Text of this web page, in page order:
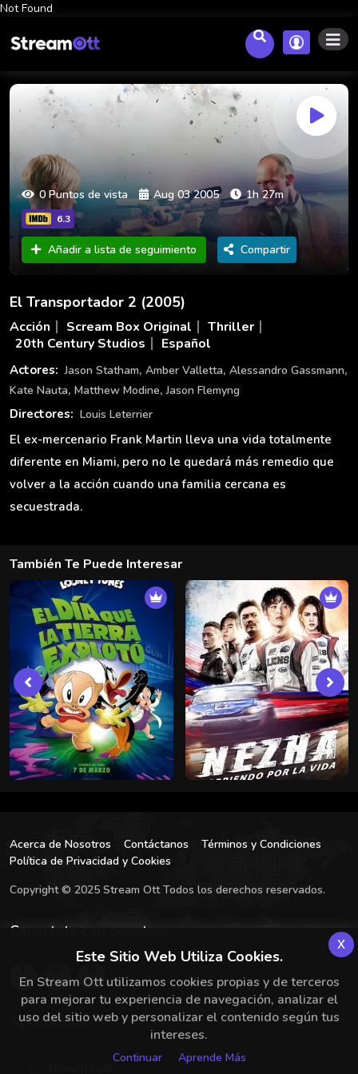
Not Found
0 Puntos de vista Aug 03 2005 1h 27m
6.3
Añadir a lista de seguimiento Compartir
El Transportador 2 (2005)
Acción Scream Box Original
Thriller
20th Century Studios
Español
Actores: Jason Statham, Amber Valletta, Alessandro Gassmann,
Kate Nauta, Matthew Modine,Jason Flemyng
Directores: Louis Leterrier
El ex-mercenario Frank Martin lleva una vida totalmente
diferente en Miami, pero no le quedará más remedio que
volver a la acción cuando una familia cercana es
secuestrada.
También Te Puede Interesar
Acerca de Nosotros Contáctanos
Términos y Condiciones
Política de Privacidad y Cookies
Copyright © 2025 Stream Ott Todos los derechos reservados.
Conectate con nosotros
Aplicaciones
Este Sitio Web Utiliza Cookies.
En Stream Ott utilizamos cookies propias y de terceros
para mejorar tu experiencia de navegación, analizar el
uso del sitio web y personalizar el contenido según tus
intereses.
Continuar Aprende Más
x